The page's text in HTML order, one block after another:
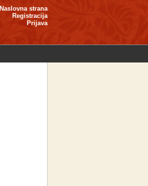
Naslovna strana
Registracija
Prijava